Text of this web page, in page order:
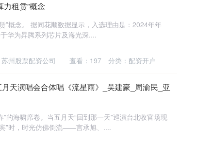
租赁”概念
”概念。 据同花顺数据显示，入选理由是：2024年年
华为昇腾系列芯片及海光深....
州股票配资公司 查看： 197 分类： 配资开户
天演唱会合体唱《流星雨》_吴建豪_周渝民_亚
的海啸席卷。当五月天“回到那一天”巡演台北收官场现
”时，时光仿佛倒流——言承旭、....